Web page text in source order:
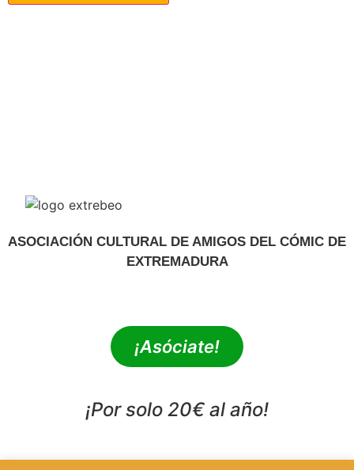
ASOCIACIÓN CULTURAL DE AMIGOS DEL CÓMIC DE
EXTREMADURA
¡Asóciate!
¡Por solo 20€ al año!